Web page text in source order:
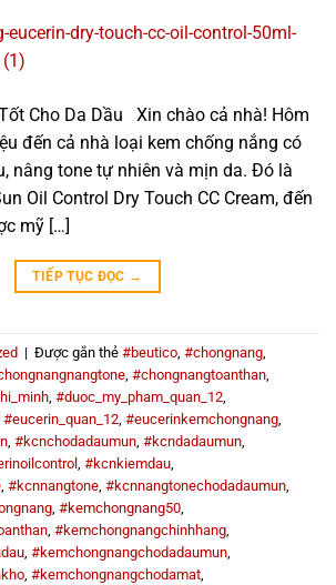
Cho Da Dầu Xin chào cả nhà! Hôm
đến cả nhà loại kem chống nắng có
nâng tone tự nhiên và mịn da. Đó là
Oil Control Dry Touch CC Cream, đến
mỹ […]
TIẾP TỤC ĐỌC →
| Được gắn thẻ #beutico #chongnang
#chongnangtoanthan
#duoc_my_pham_quan_12
#eucerin_quan_12 #eucerinkemchongnang
#kcnchodadaumun #kcndadaumun
#kcnkiemdau
#kcnnangtone #kcnnangtonechodadaumun
#kemchongnang50
#kemchongnangchinhhang
#kemchongnangchodadaumun
#kemchongnangchodamat